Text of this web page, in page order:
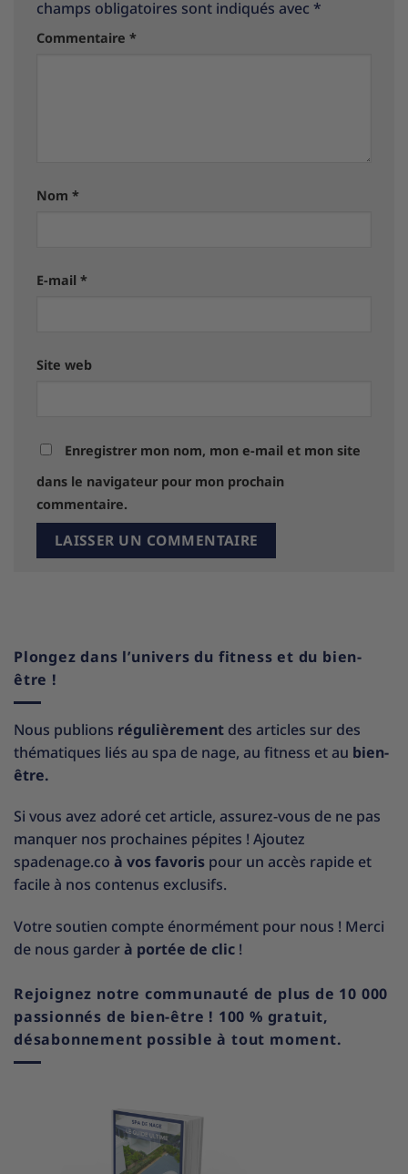
champs obligatoires sont indiqués avec *
Commentaire *
Nom *
E-mail *
Site web
Enregistrer mon nom, mon e-mail et mon site
dans le navigateur pour mon prochain
commentaire.
Plongez dans l’univers du fitness et du bien-
être !
Nous publions régulièrement des articles sur des
thématiques liés au spa de nage, au fitness et au bien-
être.
Si vous avez adoré cet article, assurez-vous de ne pas
manquer nos prochaines pépites ! Ajoutez
spadenage.co à vos favoris pour un accès rapide et
facile à nos contenus exclusifs.
Votre soutien compte énormément pour nous ! Merci
de nous garderà portée de clic !
Rejoignez notre communauté de plus de 10 000
passionnés de bien-être ! 100 % gratuit,
désabonnement possible à tout moment.